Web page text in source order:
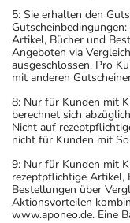
sich auf den letzten
5: Sie erhalten den
Artikel, Bücher und
Angeboten via
ausgeschlossen. Pro
mit anderen
8: Nur für Kunden mit
berechnet sich
Nicht auf
nicht für Kunden mit
9: Nur für Kunden mit
rezeptpflichtige Artikel,
Bestellungen über
Aktionsvorteilen
www.aponeo.de. Eine